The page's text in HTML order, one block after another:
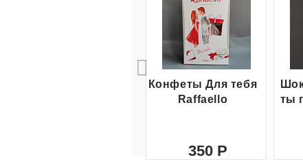
Конфеты Для тебя
Raffaello
350
ты